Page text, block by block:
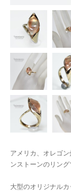
アメリカ、オレゴ
ンストーンのリング
大型のオリジナル